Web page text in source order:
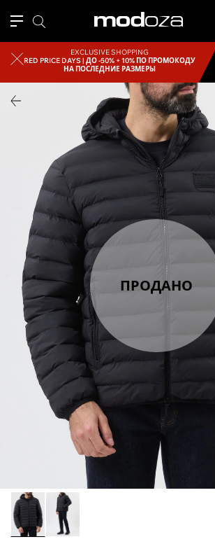
EXCLUSIVE SHOPPING
RED PRICE DAYS |ДО -50% + 10% ПО ПРОМОКОДУ
НА ПОСЛЕДНИЕ РАЗМЕРЫ
ПРОДАНО